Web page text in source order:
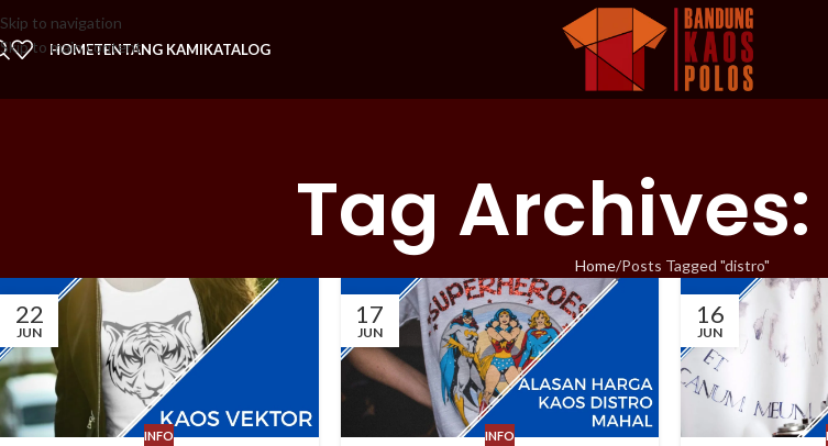
Skip to navigation
Skip to main content
HOMETENTANG KAMIKATALOG
Tag
Home Posts Tagged "distro"
22
JUN
INFO
17
JUN
INFO
16
JUN